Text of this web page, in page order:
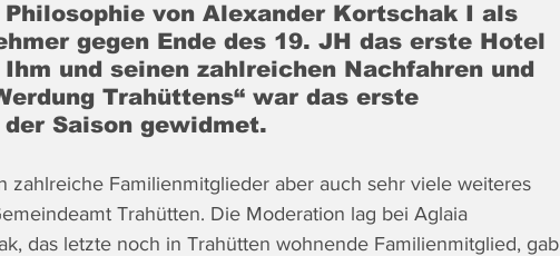
von Alexander Kortschak I als
gegen Ende des 19. JH das erste Hotel
und seinen zahlreichen Nachfahren und
Trahüttens“ war das erste
Saison gewidmet.
zahlreiche Familienmitglieder aber auch sehr viele weiteres
Trahütten. Die Moderation lag bei Aglaia
das letzte noch in Trahütten wohnende Familienmitglied, gab